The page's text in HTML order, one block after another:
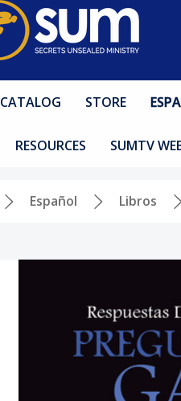
CATALOG STORE
RESOURCES SUMTV
Español Libros